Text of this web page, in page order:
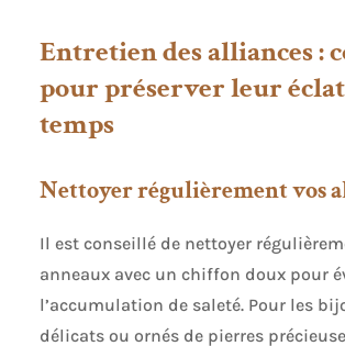
Entretien des alliances :
pour préserver leur
temps
Nettoyer régulièrement vos
Il est conseillé de nettoyer
anneaux avec un chiffon doux pour
l’accumulation de saleté. Pour les
délicats ou ornés de pierres